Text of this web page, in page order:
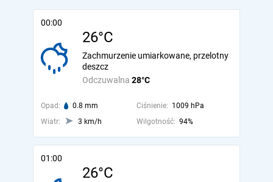
00:00
26°C
Odczuwalna 28°C
Zachmurzenie umiarkowane, przelotny
deszcz
Opad: 0.8 mm Ciśnienie: 1009 hPa
Wiatr:
3 km/h Wilgotność: 94%
01:00
26°C